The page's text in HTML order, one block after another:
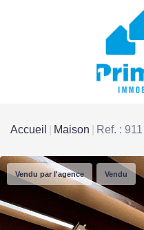
Accueil Maison Ref. : 911
Vendu par l'agence Vendu